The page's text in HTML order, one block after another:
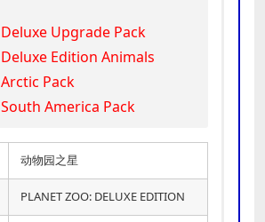
Deluxe Upgrade Pack
Deluxe Edition Animals
Arctic Pack
South America Pack
动物园之星
PLANET ZOO: DELUXE EDITION